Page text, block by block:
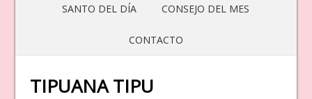
SANTO DEL DÍA CONSEJO DEL MES
CONTACTO
TIPUANA TIPU